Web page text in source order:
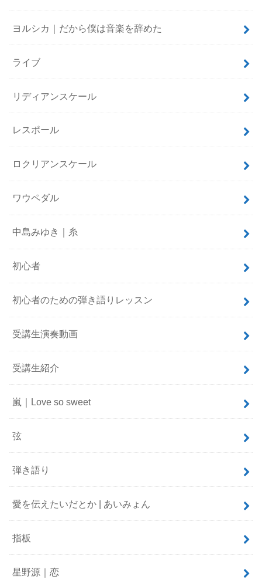
ヨルシカ｜だから僕は音楽を辞めた
ライブ
リディアンスケール
レスポール
ロクリアンスケール
ワウペダル
中島みゆき｜糸
初心者
初心者のための弾き語りレッスン
受講生演奏動画
受講生紹介
嵐｜Love so sweet
弦
弾き語り
愛を伝えたいだとか | あいみょん
指板
星野源｜恋